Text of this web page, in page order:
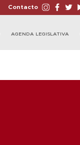
Contacto
AGENDA LEGISLATIVA